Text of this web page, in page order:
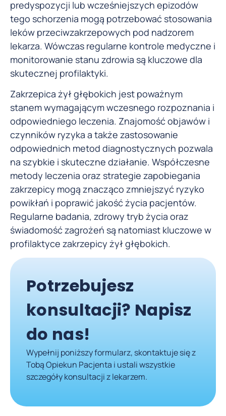
predyspozycji lub wcześniejszych epizodów
tego schorzenia mogą potrzebować stosowania
leków przeciwzakrzepowych pod nadzorem
lekarza. Wówczas regularne kontrole medyczne i
monitorowanie stanu zdrowia są kluczowe dla
skutecznej profilaktyki.
Zakrzepica żył głębokich jest poważnym
stanem wymagającym wczesnego rozpoznania i
odpowiedniego leczenia. Znajomość objawów i
czynników ryzyka a także zastosowanie
odpowiednich metod diagnostycznych pozwala
na szybkie i skuteczne działanie. Współczesne
metody leczenia oraz strategie zapobiegania
zakrzepicy mogą znacząco zmniejszyć ryzyko
powikłań i poprawić jakość życia pacjentów.
Regularne badania, zdrowy tryb życia oraz
świadomość zagrożeń są natomiast kluczowe w
profilaktyce zakrzepicy żył głębokich.
Potrzebujesz
konsultacji? Napisz
do nas!
Wypełnij poniższy formularz, skontaktuje się z
Tobą Opiekun Pacjenta i ustali wszystkie
szczegóły konsultacji z lekarzem.